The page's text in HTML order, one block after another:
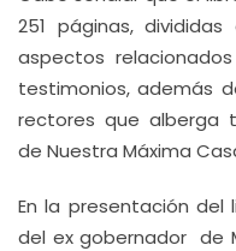
251 páginas,
aspectos
testimonios, además
rectores que alberga
de Nuestra Máxima
En la presentación
del ex gobernador de